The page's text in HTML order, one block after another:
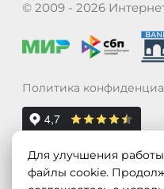
© 2009 - 2026
Политика
Для улучшения
файлы cookie.